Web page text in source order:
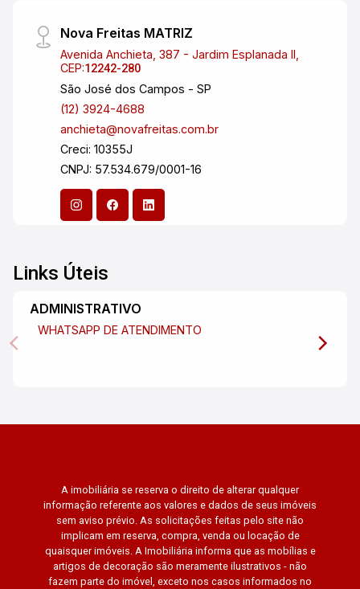
Nova Freitas MATRIZ
Avenida Anchieta, 387 - Jardim Esplanada II,
CEP:12242-280
São José dos Campos - SP
(12) 3924-4688
anchieta@novafreitas.com.br
Creci: 10355J
CNPJ: 57.534.679/0001-16
Links Úteis
ADMINISTRATIVO
WHATSAPP DE ATENDIMENTO
A imobiliária se reserva o direito de alterar qualquer
informação referente aos valores e dados de seus imóveis
sem aviso prévio. As solicitações feitas pelo site não
implicam em reserva, compra, venda ou locação de
quaisquer imóveis. A Imobiliária informa que as mobílias e
artigos de decoração são meramente ilustrativos - não
fazem parte do imóvel, exceto nos casos informados no